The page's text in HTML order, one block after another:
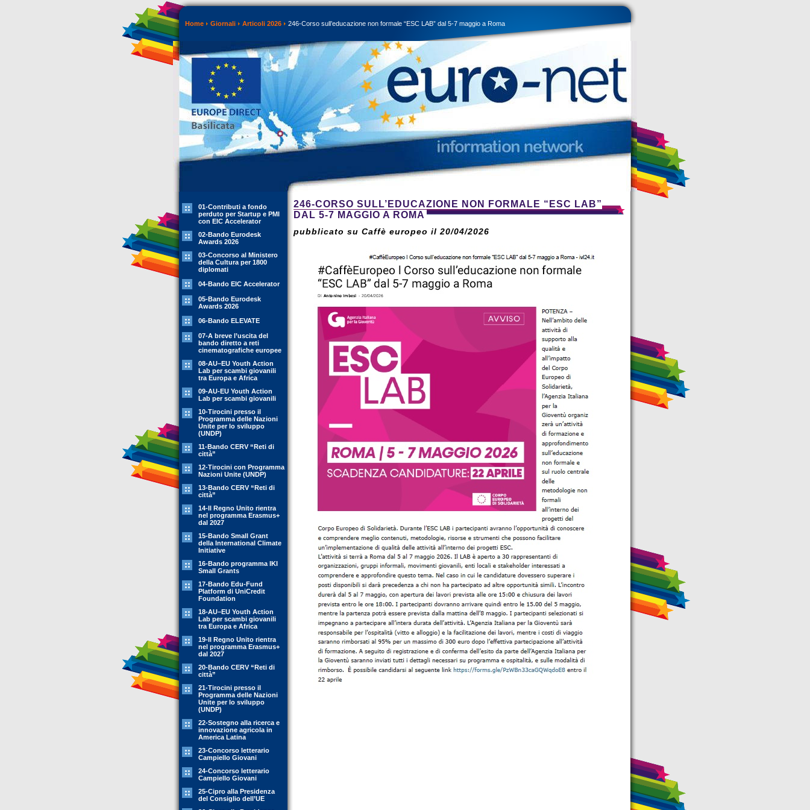
Home Giornali Articoli 2026 246-Corso sull’educazione non formale “ESC LAB” dal 5-7 maggio a Roma
01-Contributi a fondo
perduto per Startup e PMI
con EIC Accelerator
02-Bando Eurodesk
Awards 2026
03-Concorso al Ministero
della Cultura per 1800
diplomati
04-Bando EIC Accelerator
05-Bando Eurodesk
Awards 2026
06-Bando ELEVATE
07-A breve l’uscita del
bando diretto a reti
cinematografiche europee
08-AU–EU Youth Action
Lab per scambi giovanili
tra Europa e Africa
09-AU-EU Youth Action
Lab per scambi giovanili
10-Tirocini presso il
Programma delle Nazioni
Unite per lo sviluppo
(UNDP)
11-Bando CERV “Reti di
città”
12-Tirocini con Programma
Nazioni Unite (UNDP)
13-Bando CERV “Reti di
città”
14-Il Regno Unito rientra
nel programma Erasmus+
dal 2027
15-Bando Small Grant
della International Climate
Initiative
16-Bando programma IKI
Small Grants
17-Bando Edu-Fund
Platform di UniCredit
Foundation
18-AU–EU Youth Action
Lab per scambi giovanili
tra Europa e Africa
19-Il Regno Unito rientra
nel programma Erasmus+
dal 2027
20-Bando CERV “Reti di
città”
21-Tirocini presso il
Programma delle Nazioni
Unite per lo sviluppo
(UNDP)
22-Sostegno alla ricerca e
innovazione agricola in
America Latina
23-Concorso letterario
Campiello Giovani
24-Concorso letterario
Campiello Giovani
25-Cipro alla Presidenza
del Consiglio dell’UE
246-CORSO SULL’EDUCAZIONE NON FORMALE “ESC LAB”
DAL 5-7 MAGGIO A ROMA
pubblicato su Caffè europeo il 20/04/2026